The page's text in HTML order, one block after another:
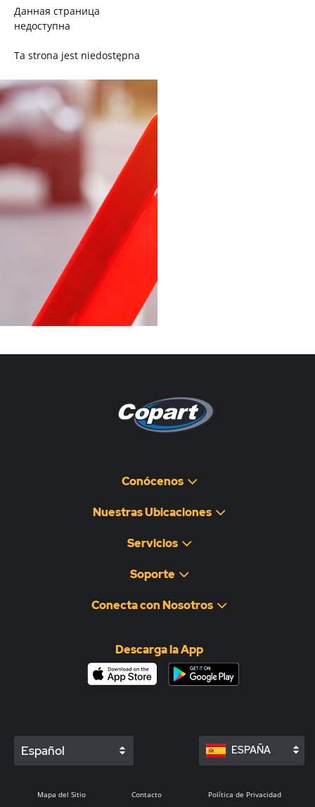
Данная страница
недоступна
Ta strona jest niedostępna
Trang này không có
Esta página não está
disponível
このページは現在利用できま
せん
Pagina non disponibile
هذه الصفحة غير متوفرة
Conócenos
Nuestras Ubicaciones
Servicios
Soporte
Conecta con Nosotros
Descarga la App
Español ESPAÑA
Mapa del Sitio Contacto Política de Privacidad